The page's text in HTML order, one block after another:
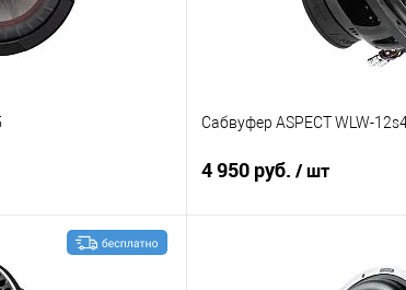
Сабвуфер ASPECT WLW-
4 950 руб. / шт
В